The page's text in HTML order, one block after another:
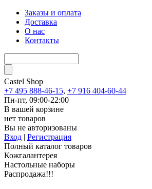
Заказы и оплата
Доставка
О нас
Контакты
Castel Shop
+7 495 888-46-15, +7 916 404-60-44
Пн-пт, 09:00-22:00
В вашей корзине
нет товаров
Вы не авторизованы
Вход | Регистрация
Полный каталог товаров
Кожгалантерея
Настольные наборы
Распродажа!!!